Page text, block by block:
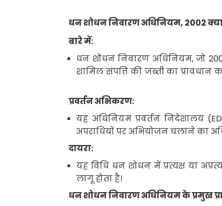
धन शोधन निवारण अधिनियम, 2002
बारे में:
धन शोधन निवारण अधिनियम,जो
शामिल संपत्ति की जब्ती का
प्रवर्तन अभिकरण:
यह अधिनियम प्रवर्तन निदेशालय (ED
अपराधियों पर अभियोजन चलाने का
दायरा:
यह विधि धन शोधन में प्रत्यक्ष या
लागू होता है।
धन शोधन निवारण अधिनियमके प्रमुख